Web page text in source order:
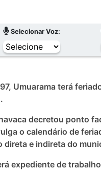
Selecionar Voz:
Umuarama terá
decretou ponto
o calendário de
e indireta do
expediente de